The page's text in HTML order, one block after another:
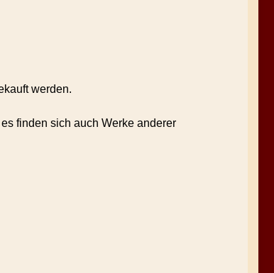
werden.
finden sich auch Werke anderer